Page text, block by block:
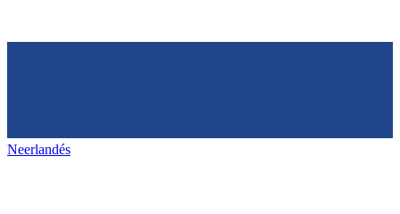
Neerlandés